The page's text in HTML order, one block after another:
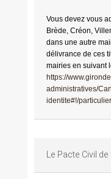
Vous devez vous
Brède, Créon,
dans une autre
délivrance de ces
mairies en suivant
https://
administratives/
identite#!/
Le Pacte Civil